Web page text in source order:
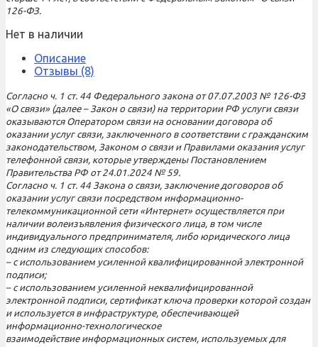
126-ФЗ.
Нет в наличии
Описание
Отзывы (8)
Согласно ч. 1 ст. 44 Федерального закона от 07.07.2003 № 126-ФЗ
«О связи» (далее – Закон о связи) на территории РФ услуги связи
оказываются Оператором связи на основании договора об
оказании услуг связи, заключенного в соответствии с гражданским
законодательством, Законом о связи и Правилами оказания услуг
телефонной связи, которые утверждены Постановлением
Правительства РФ от 24.01.2024 № 59.
Согласно ч. 1 ст. 44 Закона о связи, заключение договоров об
оказании услуг связи посредством информационно-
телекоммуникационной сети «Интернет» осуществляется при
наличии волеизъявления физического лица, в том числе
индивидуального предпринимателя, либо юридического лица
одним из следующих способов:
– с использованием усиленной квалифицированной электронной
подписи;
– с использованием усиленной неквалифицированной
электронной подписи, сертификат ключа проверки которой создан
и используется в инфраструктуре, обеспечивающей
информационно-технологическое
взаимодействие информационных систем, используемых для